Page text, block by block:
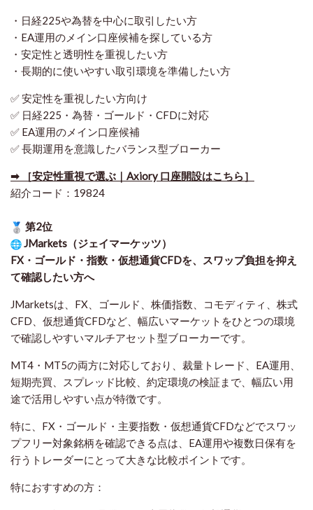
・日経225や為替を中心に取引したい方
・EA運用のメイン口座候補を探している方
・安定性と透明性を重視したい方
・長期的に使いやすい取引環境を準備したい方
✅ 安定性を重視したい方向け
✅ 日経225・為替・ゴールド・CFDに対応
✅ EA運用のメイン口座候補
✅ 長期運用を意識したバランス型ブローカー
➡ ［安定性重視で選ぶ｜Axiory 口座開設はこちら］
紹介コード：19824
第2位
JMarkets（ジェイマーケッツ）
FX・ゴールド・指数・仮想通貨CFDを、スワップ負担を抑え
て確認したい方へ
JMarketsは、FX、ゴールド、株価指数、コモディティ、株式
CFD、仮想通貨CFDなど、幅広いマーケットをひとつの環境
で確認しやすいマルチアセット型ブローカーです。
MT4・MT5の両方に対応しており、裁量トレード、EA運用、
短期売買、スプレッド比較、約定環境の検証まで、幅広い用
途で活用しやすい点が特徴です。
特に、FX・ゴールド・主要指数・仮想通貨CFDなどでスワッ
プフリー対象銘柄を確認できる点は、EA運用や複数日保有を
行うトレーダーにとって大きな比較ポイントです。
特におすすめの方：